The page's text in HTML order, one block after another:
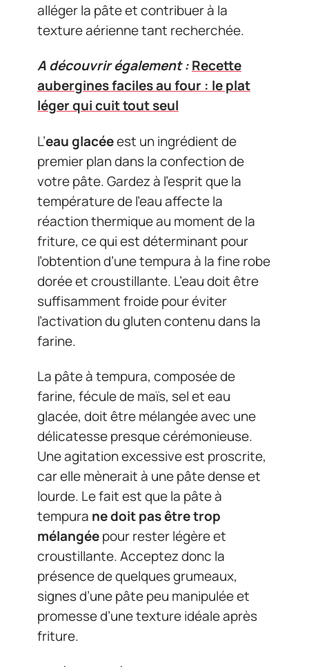
alléger la pâte et contribuer à la
texture aérienne tant recherchée.
A découvrir également :Recette
aubergines faciles au four : le plat
léger qui cuit tout seul
L’eau glacéeest un ingrédient de
premier plan dans la confection de
votre pâte. Gardez à l’esprit que la
température de l’eau affecte la
réaction thermique au moment de la
friture, ce qui est déterminant pour
l’obtention d’une tempura à la fine robe
dorée et croustillante. L’eau doit être
suffisamment froide pour éviter
l’activation du gluten contenu dans la
farine.
La pâte à tempura, composée de
farine, fécule de maïs, sel et eau
glacée, doit être mélangée avec une
délicatesse presque cérémonieuse.
Une agitation excessive est proscrite,
car elle mènerait à une pâte dense et
lourde. Le fait est que la pâte à
tempura ne doit pas être trop
mélangéepour rester légère et
croustillante. Acceptez donc la
présence de quelques grumeaux,
signes d’une pâte peu manipulée et
promesse d’une texture idéale après
friture.